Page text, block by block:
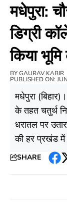
मधेपुरा:
डिग्री
किया भूमि
BYGAURAV KABIR
PUBLISHED ON:
​मधेपुरा
के तहत चतुर्थ
धरातल पर
की हर प्रखंड में
SHARE